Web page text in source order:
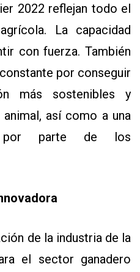
2022 reflejan todo el
La capacidad
con fuerza. También
por conseguir
más sostenibles y
así como a una
por parte de los
de la industria de la
el sector ganadero